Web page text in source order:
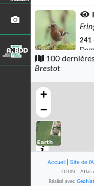
241
100
Brestot
+
−
Accueil Site de
ODIN - Atlas
Réalisé avec